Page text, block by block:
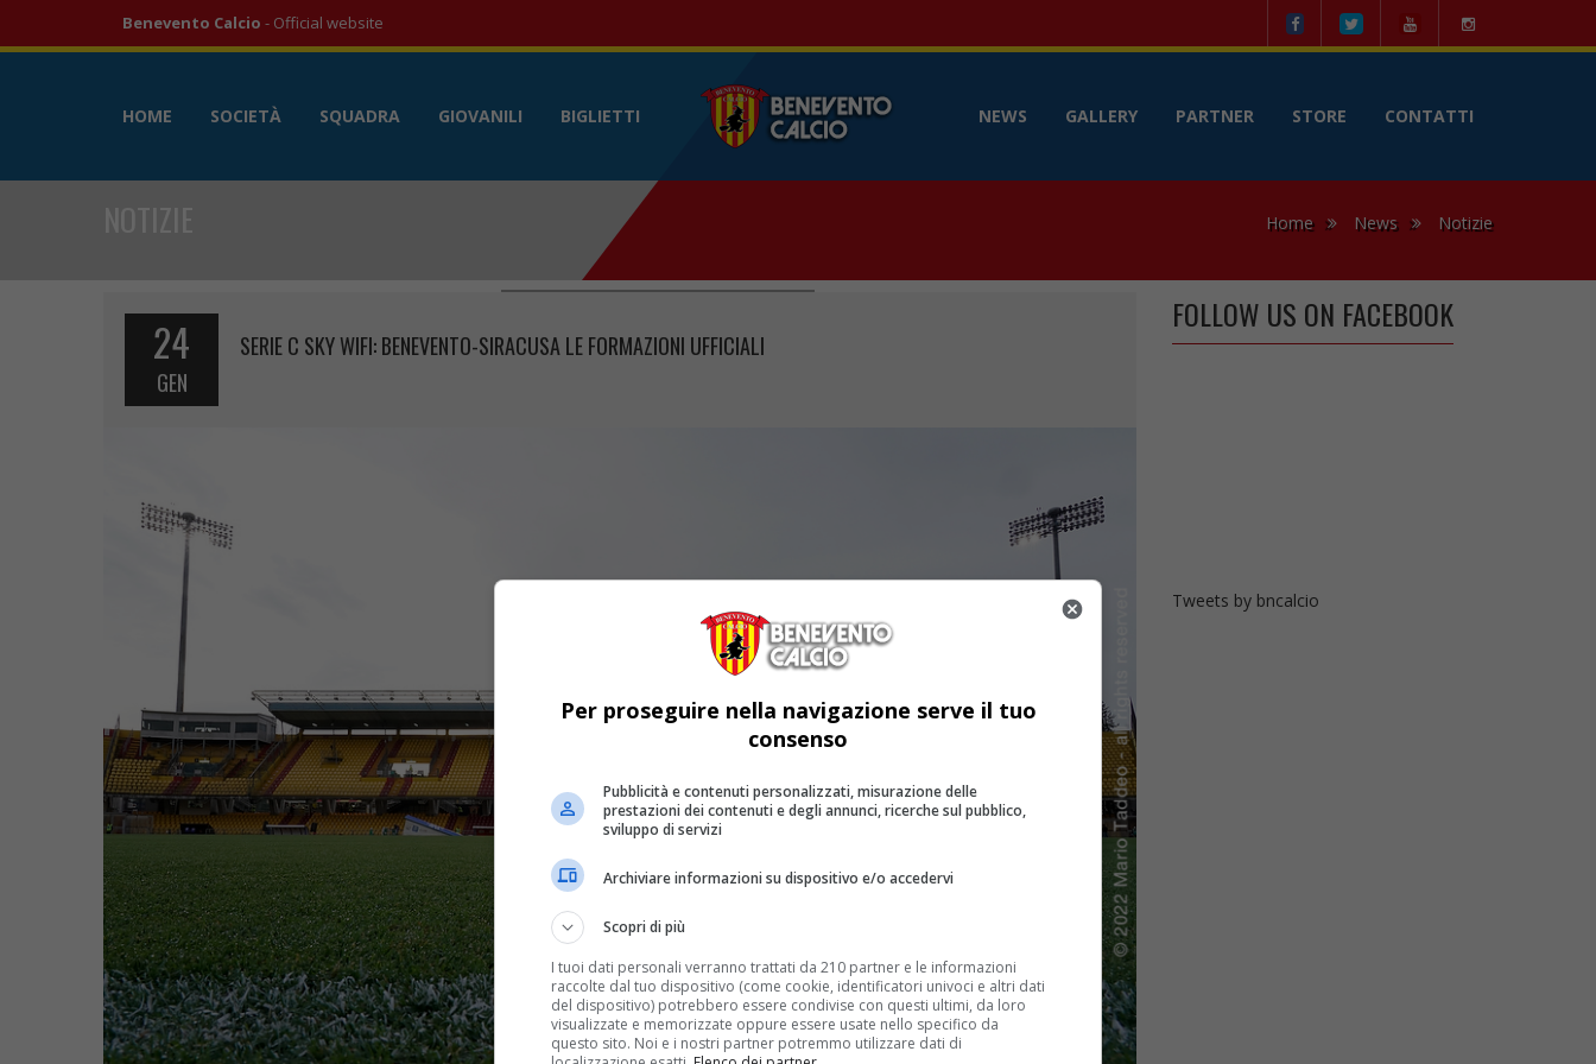
Benevento Calcio - Official website
HOME SOCIETÀ SQUADRA GIOVANILI BIGLIETTI NEWS GALLERY PARTNER STORE CONTATTI
Home News Notizie
24
GEN
SERIE C SKY WIFI: BENEVENTO-SIRACUSA LE FORMAZIONI UFFICIALI
FOLLOW US ON FACEBOOK
Tweets by bncalcio
Per proseguire nella navigazione serve il tuo
consenso
Pubblicità e contenuti personalizzati, misurazione delle
prestazioni dei contenuti e degli annunci, ricerche sul pubblico,
sviluppo di servizi
Archiviare informazioni su dispositivo e/o accedervi
Scopri di più
I tuoi dati personali verranno trattati da 210 partner e le informazioni
raccolte dal tuo dispositivo (come cookie, identificatori univoci e altri dati
del dispositivo) potrebbero essere condivise con questi ultimi, da loro
visualizzate e memorizzate oppure essere usate nello specifico da
questo sito. Noi e i nostri partner potremmo utilizzare dati di